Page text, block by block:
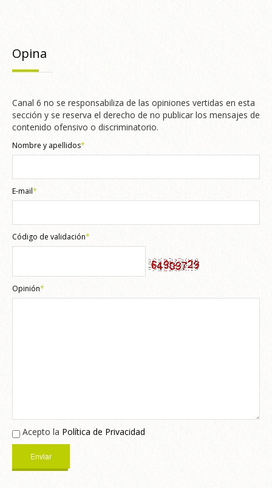
Opina
Canal 6 no se responsabiliza de las opiniones vertidas en esta
sección y se reserva el derecho de no publicar los mensajes de
contenido ofensivo o discriminatorio.
Nombre y apellidos*
E-mail*
Código de validación*
Opinión*
Acepto la Política de Privacidad